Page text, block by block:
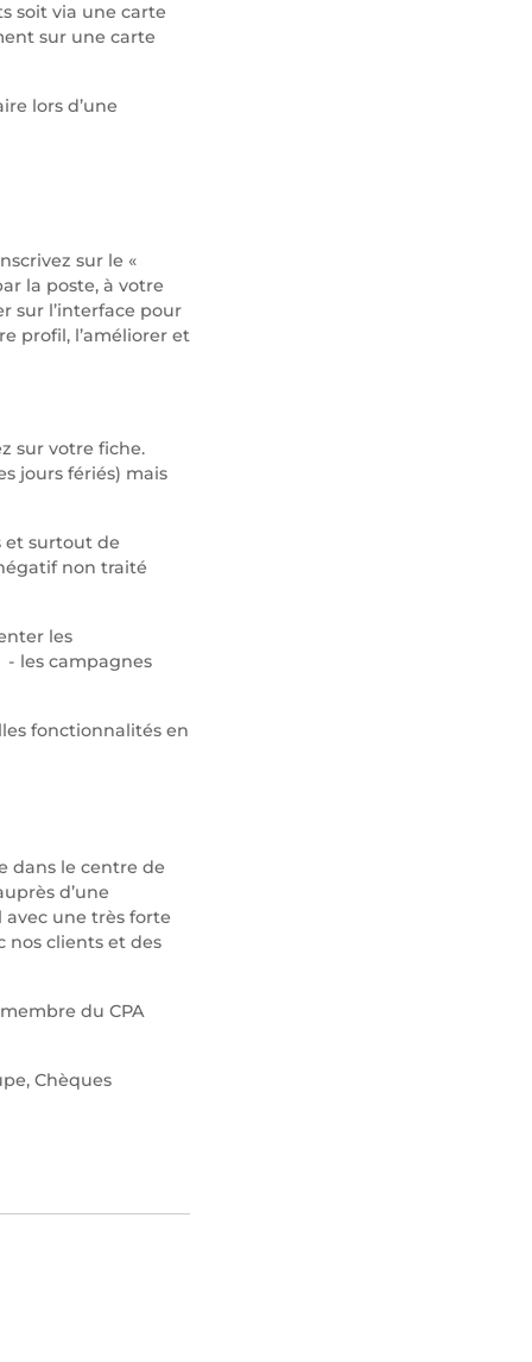
soit via une carte
sur une carte
lors d’une
sur le «
la poste, à votre
sur l’interface pour
profil, l’améliorer et
sur votre fiche.
jours fériés) mais
et surtout de
non traité
les
- les campagnes
fonctionnalités en
dans le centre de
d’une
avec une très forte
nos clients et des
du CPA
Chèques